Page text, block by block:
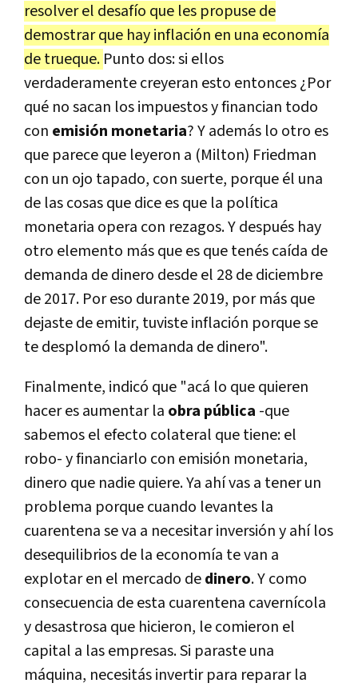
resolver el desafío que les propuse de
demostrar que hay inflación en una economía
de trueque. Punto dos: si ellos
verdaderamente creyeran esto entonces ¿Por
qué no sacan los impuestos y financian todo
con emisión monetaria? Y además lo otro es
que parece que leyeron a (Milton) Friedman
con un ojo tapado, con suerte, porque él una
de las cosas que dice es que la política
monetaria opera con rezagos. Y después hay
otro elemento más que es que tenés caída de
demanda de dinero desde el 28 de diciembre
de 2017. Por eso durante 2019, por más que
dejaste de emitir, tuviste inflación porque se
te desplomó la demanda de dinero".
Finalmente, indicó que "acá lo que quieren
hacer es aumentar la obra pública -que
sabemos el efecto colateral que tiene: el
robo- y financiarlo con emisión monetaria,
dinero que nadie quiere. Ya ahí vas a tener un
problema porque cuando levantes la
cuarentena se va a necesitar inversión y ahí los
desequilibrios de la economía te van a
explotar en el mercado dedinero. Y como
consecuencia de esta cuarentena cavernícola
y desastrosa que hicieron, le comieron el
capital a las empresas. Si paraste una
máquina, necesitás invertir para reparar la